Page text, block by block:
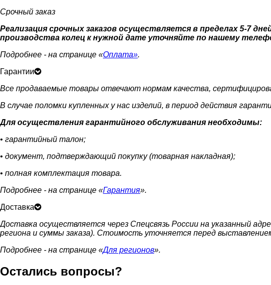
Срочный заказ
Реализация срочных заказов осуществляется в пределах 5-7
производства колец к нужной дате уточняйте по нашему
Подробнее - на странице «Оплата».
Гарантии
Все продаваемые товары отвечают нормам качества,
В случае поломки купленных у нас изделий, в период действия
Для осуществления гарантийного обслуживания необходимы:
• гарантийный талон;
• документ, подтверждающий покупку (товарная накладная);
• полная комплектация товара.
Подробнее - на странице «Гарантия».
Доставка
Доставка осуществляется через Спецсвязь России на указанный
региона и суммы заказа). Стоимость уточняется перед
Подробнее - на странице «Для регионов».
Остались вопросы?